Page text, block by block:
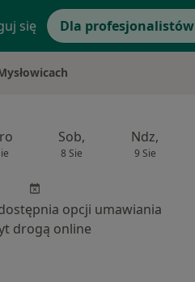
się Dla profesjonalistów
Sob,
8 Sie
Ndz,
9 Sie
opcji umawiania
drogą online